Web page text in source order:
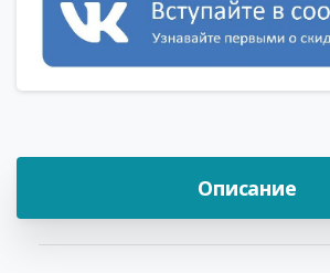
Описание